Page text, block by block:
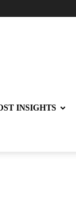
INSIGHTS